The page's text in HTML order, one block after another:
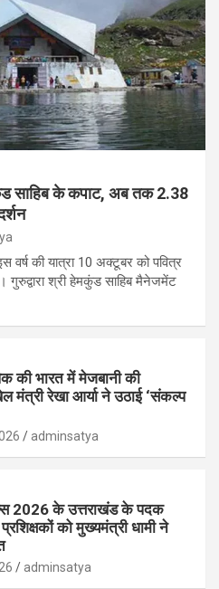
साहिब के कपाट, अब तक 2.38
वर्ष की यात्रा 10 अक्टूबर को पवित्र
गुरुद्वारा श्री हेमकुंड साहिब मैनेजमेंट
की भारत में मेजबानी की
मंत्री रेखा आर्या ने उठाई ‘संकल्प
adminsatya
2026 के उत्तराखंड के पदक
को मुख्यमंत्री धामी ने
adminsatya